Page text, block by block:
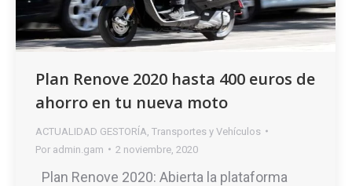
Plan Renove 2020 hasta 400 euros de
ahorro en tu nueva moto
ACTUALIDAD GESTORÍA Transportes y Vehículos
Por admin.gam 2 noviembre, 2020
Plan Renove 2020: Abierta la plataforma